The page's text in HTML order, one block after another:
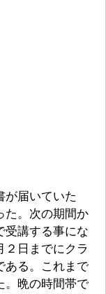
が届いていた
た。次の期間か
受講する事にな
２日までにクラ
ある。これまで
。晩の時間帯で